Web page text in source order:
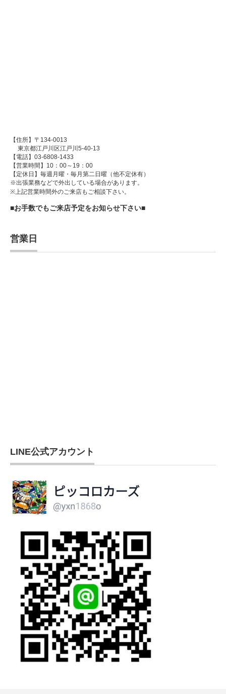
【住所】〒134-0013
東京都江戸川区江戸川5-40-13
【電話】03-6808-1433
【営業時間】10：00～19：00
【定休日】毎週月曜・毎月第二日曜（他不定休有）
※出張業務などで外出している場合があります。
※上記営業時間外のご来店もご相談下さい。
■お手数でもご来店予定をお知らせ下さい■
営業日
LINE公式アカウント